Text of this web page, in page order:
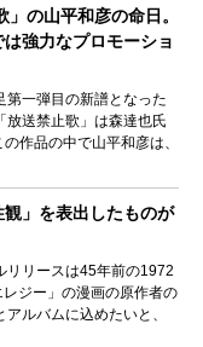
の山平和彦の命日。
強力なプロモーショ
第一弾目の新譜となった
放送禁止歌」は森達也氏
作品の中で山平和彦は、
」を表出したものが
リリースは45年前の1972
ジー」の漫画の原作者の
ルバムに込めたいと、